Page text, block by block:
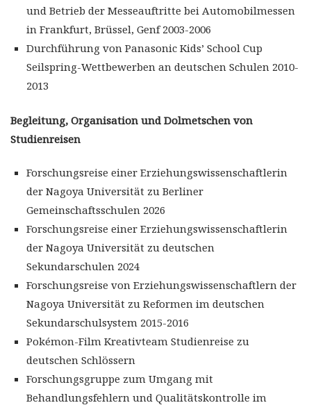
und Betrieb der Messeauftritte bei Automobilmessen
in Frankfurt, Brüssel, Genf 2003-2006
Durchführung von Panasonic Kids’ School Cup
Seilspring-Wettbewerben an deutschen Schulen 2010-
2013
Begleitung, Organisation und Dolmetschen von
Studienreisen
Forschungsreise einer Erziehungswissenschaftlerin
der Nagoya Universität zu Berliner
Gemeinschaftsschulen 2026
Forschungsreise einer Erziehungswissenschaftlerin
der Nagoya Universität zu deutschen
Sekundarschulen 2024
Forschungsreise von Erziehungswissenschaftlern der
Nagoya Universität zu Reformen im deutschen
Sekundarschulsystem 2015-2016
Pokémon-Film Kreativteam Studienreise zu
deutschen Schlössern
Forschungsgruppe zum Umgang mit
Behandlungsfehlern und Qualitätskontrolle im